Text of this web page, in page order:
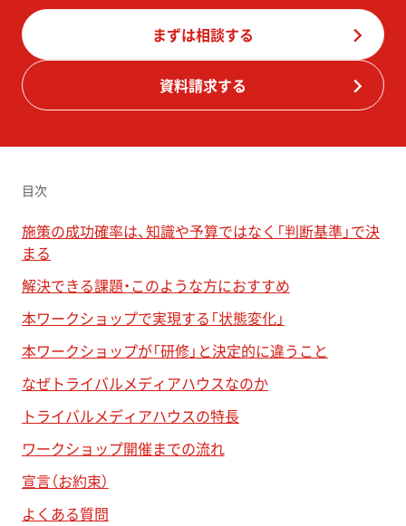
まずは相談する
資料請求する
目次
施策の成功確率は、知識や予算ではなく「判断基準」で決
まる
解決できる課題・このような方におすすめ
本ワークショップで実現する「状態変化」
本ワークショップが「研修」と決定的に違うこと
なぜトライバルメディアハウスなのか
トライバルメディアハウスの特長
ワークショップ開催までの流れ
宣言（お約束）
よくある質問